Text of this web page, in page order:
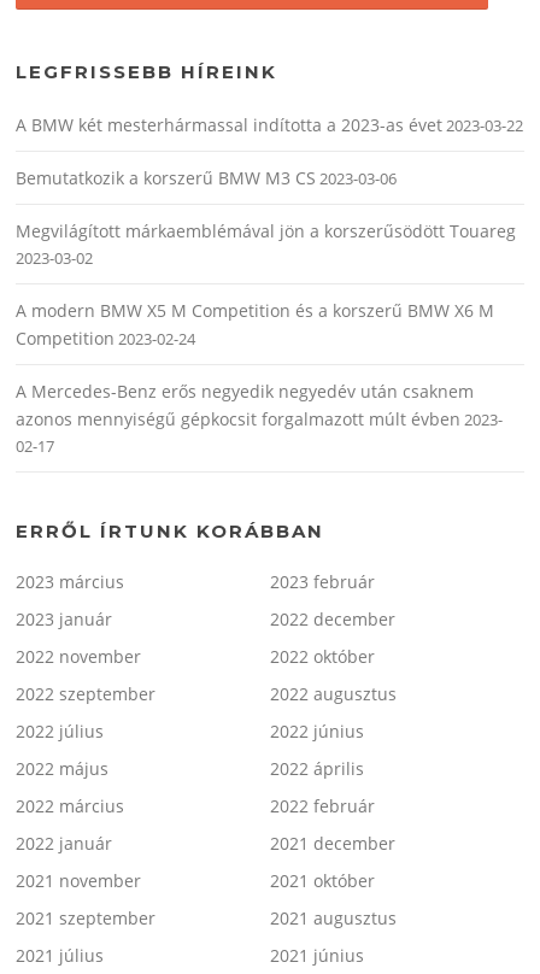
LEGFRISSEBB HÍREINK
A BMW két mesterhármassal indította a 2023-as évet 2023-03-22
Bemutatkozik a korszerű BMW M3 CS 2023-03-06
Megvilágított márkaemblémával jön a korszerűsödött Touareg
2023-03-02
A modern BMW X5 M Competition és a korszerű BMW X6 M
Competition 2023-02-24
A Mercedes-Benz erős negyedik negyedév után csaknem
azonos mennyiségű gépkocsit forgalmazott múlt évben 2023-
02-17
ERRŐL ÍRTUNK KORÁBBAN
2023 március
2023 február
2023 január
2022 december
2022 november
2022 október
2022 szeptember
2022 augusztus
2022 július
2022 június
2022 május
2022 április
2022 március
2022 február
2022 január
2021 december
2021 november
2021 október
2021 szeptember
2021 augusztus
2021 július
2021 június